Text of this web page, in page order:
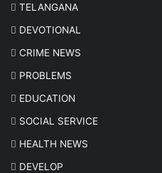
TELANGANA
DEVOTIONAL
CRIME NEWS
PROBLEMS
EDUCATION
SOCIAL SERVICE
HEALTH NEWS
DEVELOP